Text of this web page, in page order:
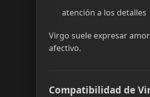
atención a los detalles
Virgo suele expresar
afectivo.
Compatibilidad de